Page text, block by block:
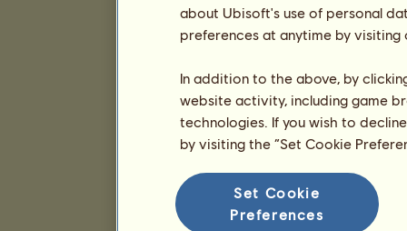
about Ubisoft's use of personal
preferences at anytime by
In addition to the above, by
website activity, including game
technologies. If you wish to
by visiting the “Set Cookie
Set Cookie
Preferences